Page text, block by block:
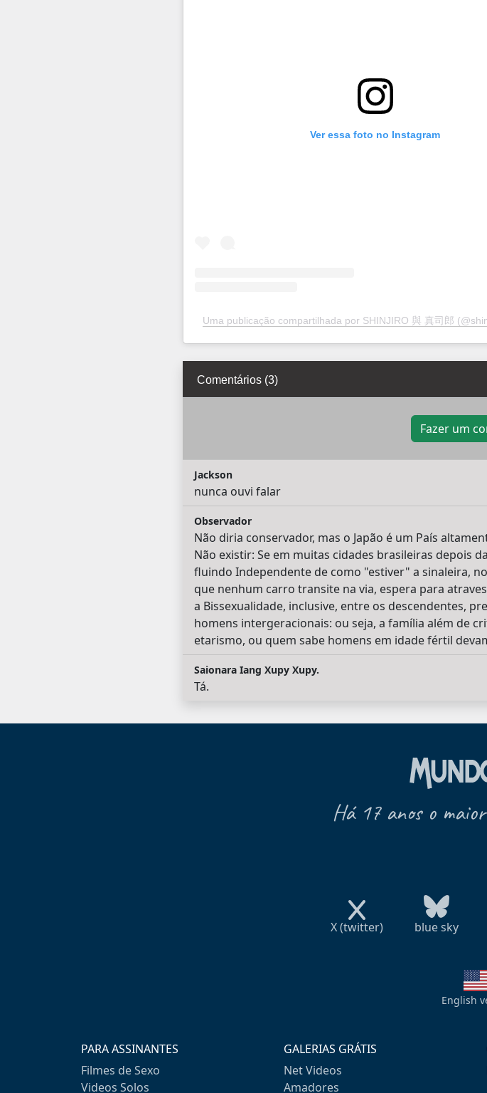
Ver essa foto no Instagram
Uma publicação compartilhada por SHINJIRO 與 真司郎
Comentários (3)
Fazer um
Jackson
nunca ouvi falar
Observador
Não diria conservador, mas o Japão é um País
Não existir: Se em muitas cidades brasileiras depois
fluindo Independente de como "estiver" a sinaleira,
que nenhum carro transite na via, espera para
a Bissexualidade, inclusive, entre os descendentes,
homens intergeracionais: ou seja, a família além de
etarismo, ou quem sabe homens em idade fértil
Saionara Iang Xupy Xupy.
Tá.
Há 17 anos o
X (twitter) blue sky
English
PARA ASSINANTES
Filmes de Sexo
Videos Solos
GALERIAS GRÁTIS
Net Videos
Amadores